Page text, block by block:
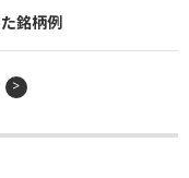
銘柄例